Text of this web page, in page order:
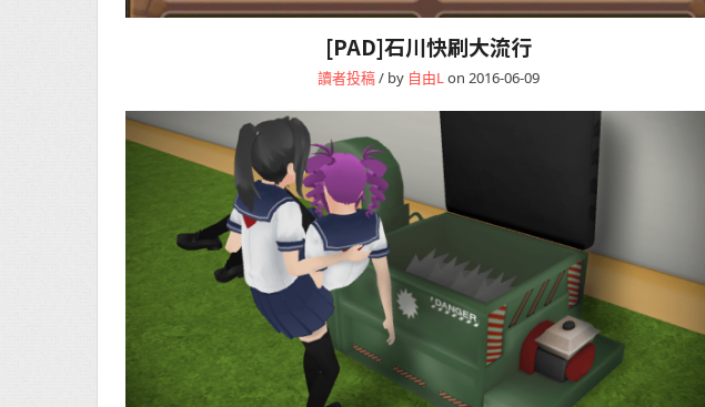
[PAD]石川快刷大流行
讀者投稿/ by 自由Lon 2016-06-09